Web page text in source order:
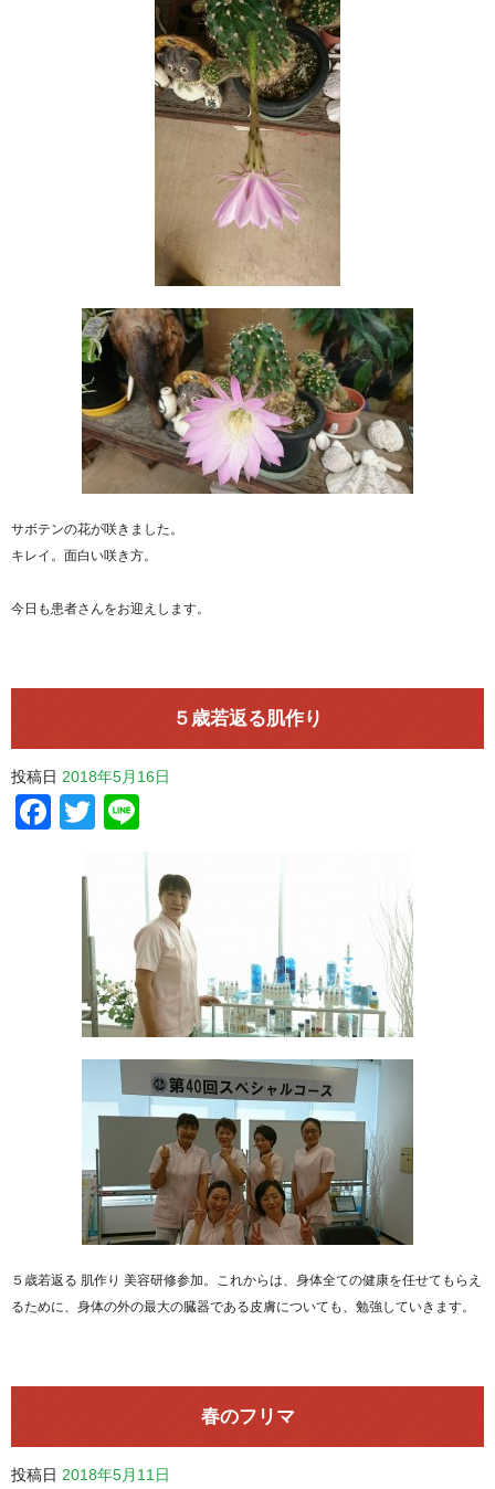
サボテンの花が咲きました。
キレイ。面白い咲き方。
今日も患者さんをお迎えします。
５歳若返る肌作り
投稿日 2018年5月16日
Facebook
Twitter
５歳若返る 肌作り 美容研修参加。これからは、身体全ての健康を任せてもらえ
るために、身体の外の最大の臓器である皮膚についても、勉強していきます。
春のフリマ
投稿日 2018年5月11日